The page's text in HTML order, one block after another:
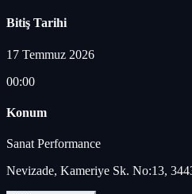
Bitiş Tarihi
17 Temmuz 2026
00:00
Konum
Sanat Performance
Nevizade, Kameriye Sk. No:13,